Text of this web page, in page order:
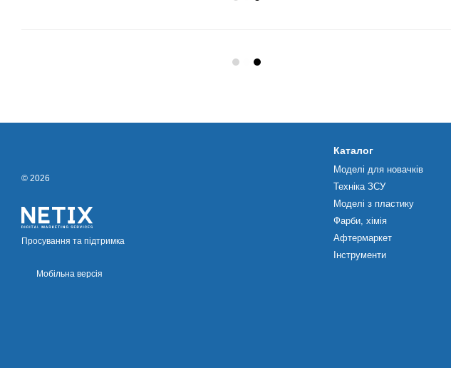
© 2026
Просування та підтримка
Мобільна версія
Каталог
Моделі для новачків
Техніка ЗСУ
Моделі з пластику
Фарби, хімія
Афтермаркет
Інструменти